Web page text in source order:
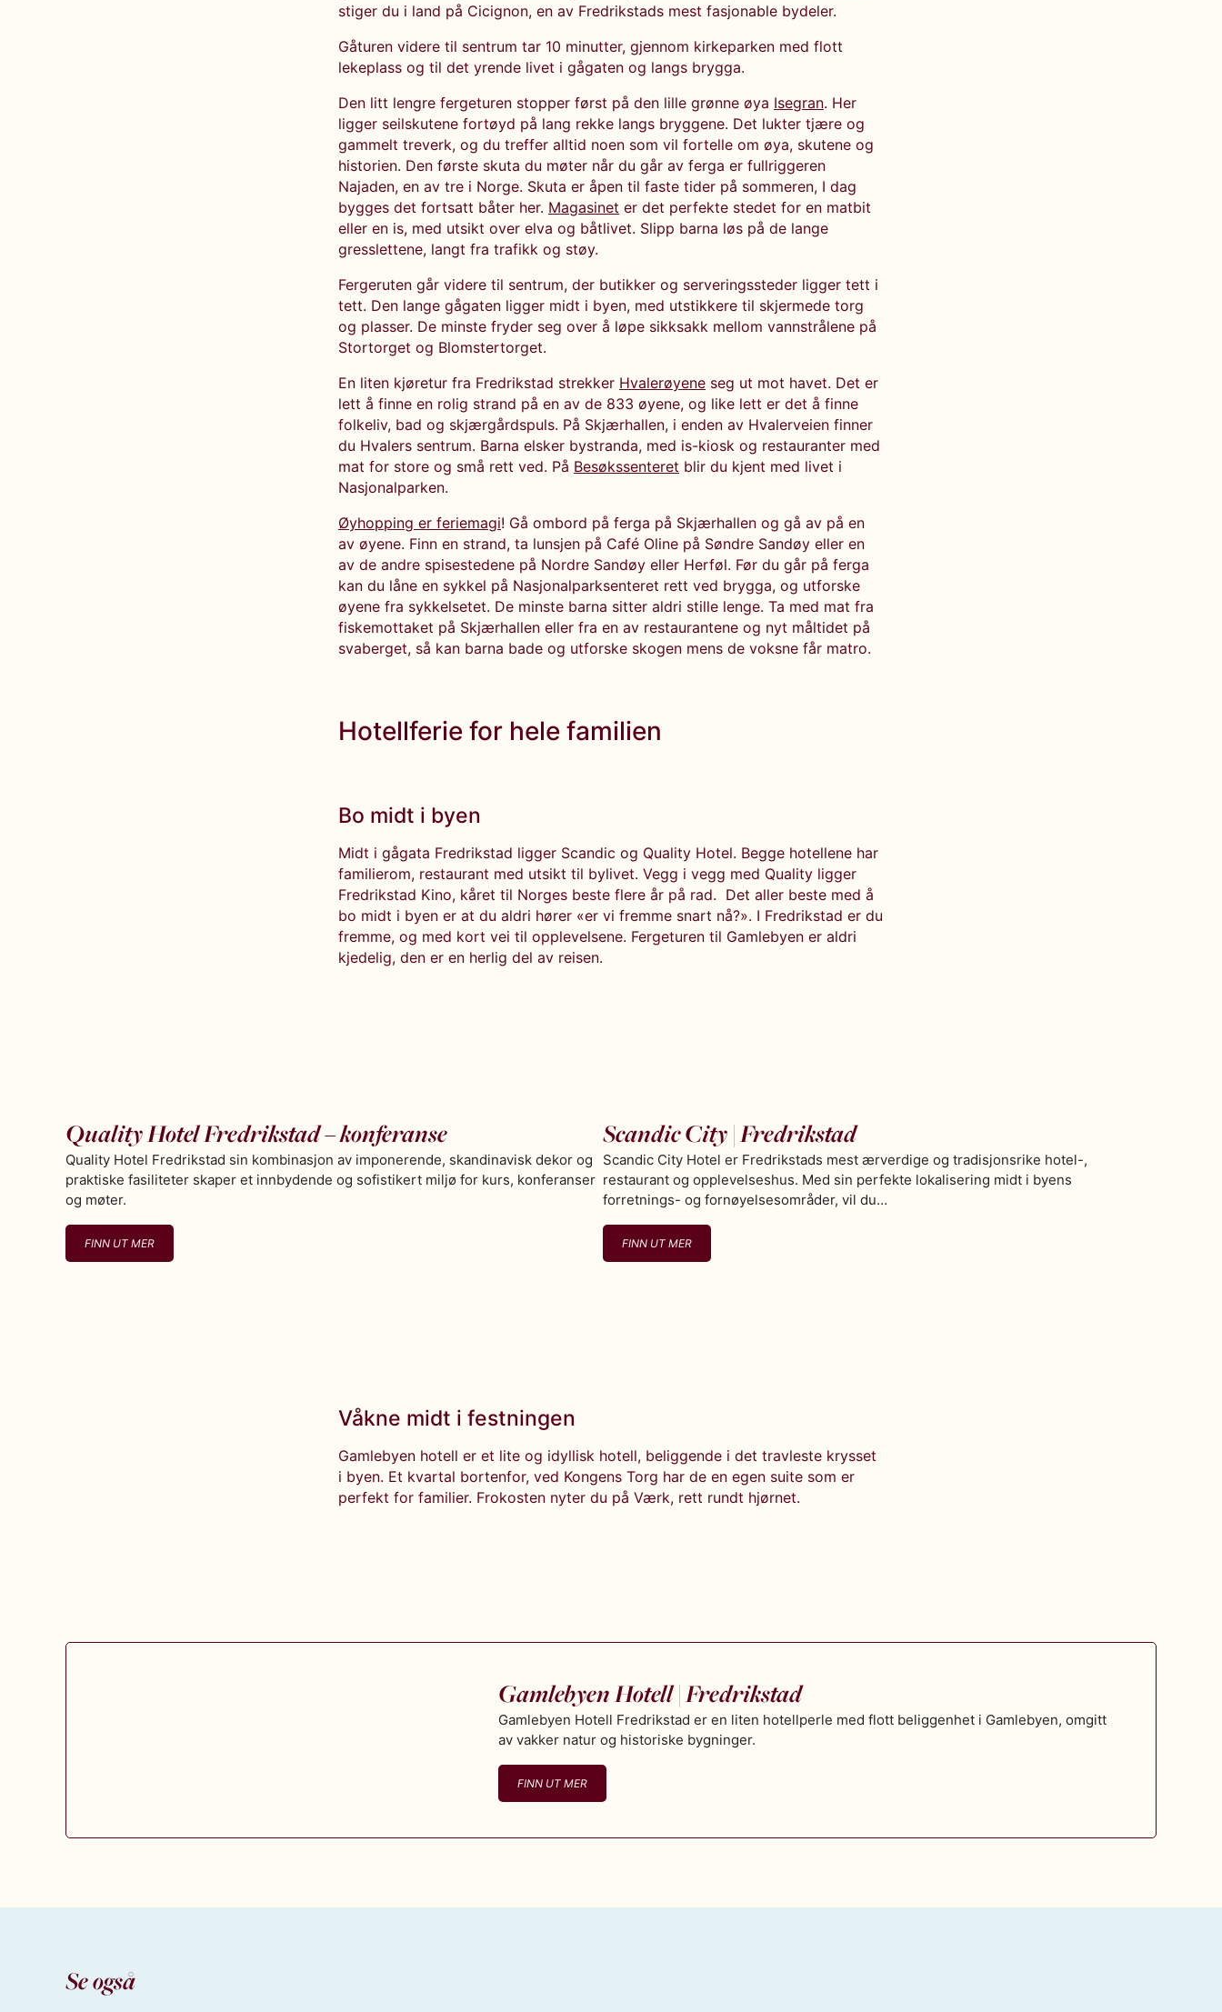
stiger du i land på Cicignon, en av Fredrikstads mest fasjonable bydeler.
Gåturen videre til sentrum tar 10 minutter, gjennom kirkeparken med flott
lekeplass og til det yrende livet i gågaten og langs brygga.
Den litt lengre fergeturen stopper først på den lille grønne øya Isegran. Her
ligger seilskutene fortøyd på lang rekke langs bryggene. Det lukter tjære og
gammelt treverk, og du treffer alltid noen som vil fortelle om øya, skutene og
historien. Den første skuta du møter når du går av ferga er fullriggeren
Najaden, en av tre i Norge. Skuta er åpen til faste tider på sommeren, I dag
bygges det fortsatt båter her. Magasinet er det perfekte stedet for en matbit
eller en is, med utsikt over elva og båtlivet. Slipp barna løs på de lange
gresslettene, langt fra trafikk og støy.
Fergeruten går videre til sentrum, der butikker og serveringssteder ligger tett i
tett. Den lange gågaten ligger midt i byen, med utstikkere til skjermede torg
og plasser. De minste fryder seg over å løpe sikksakk mellom vannstrålene på
Stortorget og Blomstertorget.
En liten kjøretur fra Fredrikstad strekker Hvalerøyene seg ut mot havet. Det er
lett å finne en rolig strand på en av de 833 øyene, og like lett er det å finne
folkeliv, bad og skjærgårdspuls. På Skjærhallen, i enden av Hvalerveien finner
du Hvalers sentrum. Barna elsker bystranda, med is-kiosk og restauranter med
mat for store og små rett ved. På Besøkssenteret blir du kjent med livet i
Nasjonalparken.
Øyhopping er feriemagi! Gå ombord på ferga på Skjærhallen og gå av på en
av øyene. Finn en strand, ta lunsjen på Café Oline på Søndre Sandøy eller en
av de andre spisestedene på Nordre Sandøy eller Herføl. Før du går på ferga
kan du låne en sykkel på Nasjonalparksenteret rett ved brygga, og utforske
øyene fra sykkelsetet. De minste barna sitter aldri stille lenge. Ta med mat fra
fiskemottaket på Skjærhallen eller fra en av restaurantene og nyt måltidet på
svaberget, så kan barna bade og utforske skogen mens de voksne får matro.
Hotellferie for hele familien
Bo midt i byen
Midt i gågata Fredrikstad ligger Scandic og Quality Hotel. Begge hotellene har
familierom, restaurant med utsikt til bylivet. Vegg i vegg med Quality ligger
Fredrikstad Kino, kåret til Norges beste flere år på rad. Det aller beste med å
bo midt i byen er at du aldri hører «er vi fremme snart nå?». I Fredrikstad er du
fremme, og med kort vei til opplevelsene. Fergeturen til Gamlebyen er aldri
kjedelig, den er en herlig del av reisen.
Quality Hotel Fredrikstad – konferanse
Quality Hotel Fredrikstad sin kombinasjon av imponerende, skandinavisk dekor og
praktiske fasiliteter skaper et innbydende og sofistikert miljø for kurs, konferanser
og møter.
FINN UT MER
Scandic City | Fredrikstad
Scandic City Hotel er Fredrikstads mest ærverdige og tradisjonsrike hotel-,
restaurant og opplevelseshus. Med sin perfekte lokalisering midt i byens
forretnings- og fornøyelsesområder, vil du…
FINN UT MER
Våkne midt i festningen
Gamlebyen hotell er et lite og idyllisk hotell, beliggende i det travleste krysset
i byen. Et kvartal bortenfor, ved Kongens Torg har de en egen suite som er
perfekt for familier. Frokosten nyter du på Værk, rett rundt hjørnet.
Gamlebyen Hotell | Fredrikstad
Gamlebyen Hotell Fredrikstad er en liten hotellperle med flott beliggenhet i Gamlebyen, omgitt
av vakker natur og historiske bygninger.
FINN UT MER
Se også